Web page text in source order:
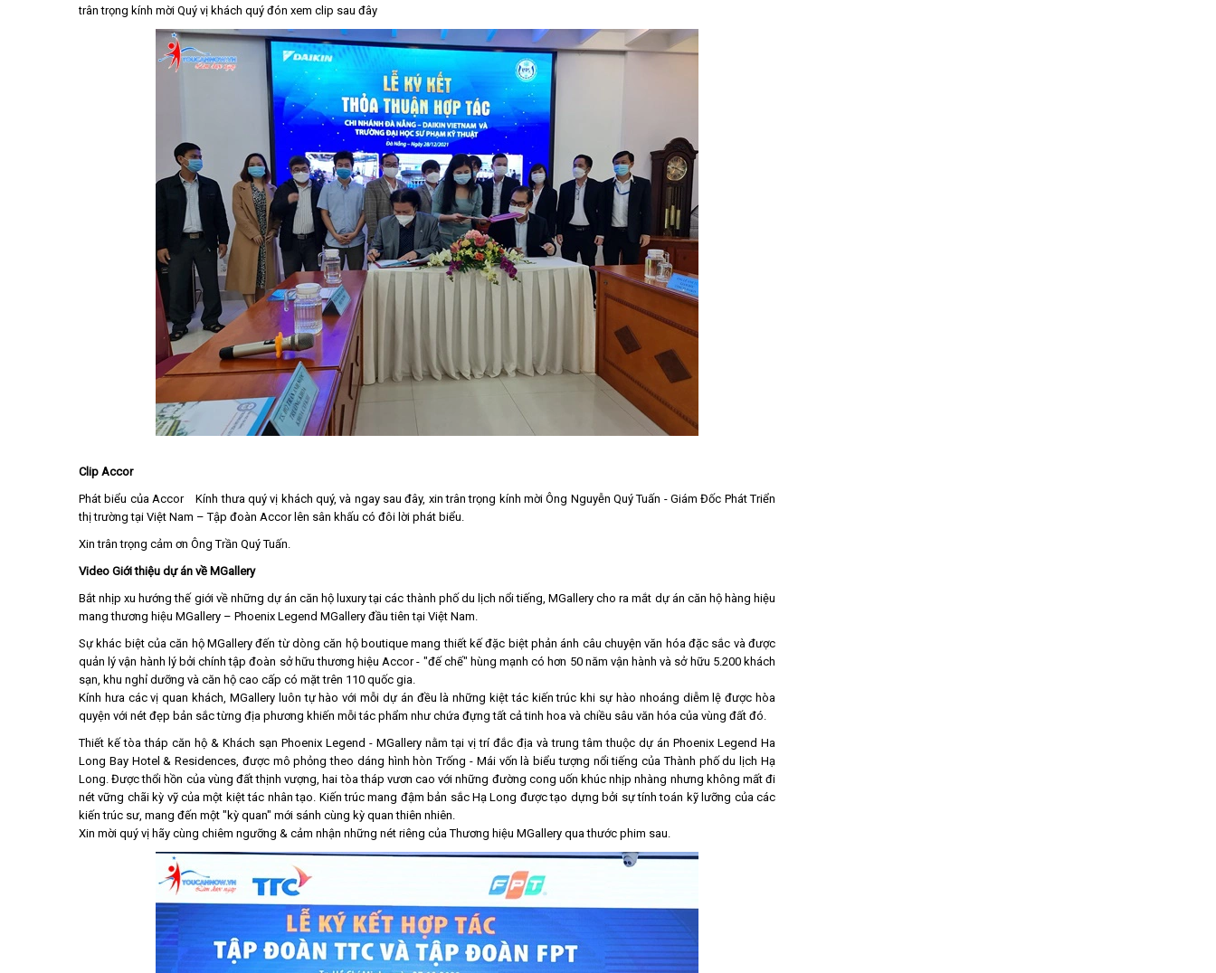
trân trọng kính mời Quý vị khách quý đón xem clip sau đây
Clip Accor
Phát biểu của Accor Kính thưa quý vị khách quý, và ngay sau đây, xin trân trọng kính mời Ông Nguyễn Quý Tuấn - Giám Đốc Phát Triển
thị trường tại Việt Nam – Tập đoàn Accor lên sân khấu có đôi lời phát biểu.
Xin trân trọng cảm ơn Ông Trần Quý Tuấn.
Video Giới thiệu dự án về MGallery
Bắt nhịp xu hướng thế giới về những dự án căn hộ luxury tại các thành phố du lịch nổi tiếng, MGallery cho ra mắt dự án căn hộ hàng hiệu
mang thương hiệu MGallery – Phoenix Legend MGallery đầu tiên tại Việt Nam.
Sự khác biệt của căn hộ MGallery đến từ dòng căn hộ boutique mang thiết kế đặc biệt phản ánh câu chuyện văn hóa đặc sắc và được
quản lý vận hành lý bởi chính tập đoàn sở hữu thương hiệu Accor - "đế chế" hùng mạnh có hơn 50 năm vận hành và sở hữu 5.200 khách
sạn, khu nghỉ dưỡng và căn hộ cao cấp có mặt trên 110 quốc gia.
Kính hưa các vị quan khách, MGallery luôn tự hào với mỗi dự án đều là những kiệt tác kiến trúc khi sự hào nhoáng diễm lệ được hòa
quyện với nét đẹp bản sắc từng địa phương khiến mỗi tác phẩm như chứa đựng tất cả tinh hoa và chiều sâu văn hóa của vùng đất đó.
Thiết kế tòa tháp căn hộ & Khách sạn Phoenix Legend - MGallery nằm tại vị trí đắc địa và trung tâm thuộc dự án Phoenix Legend Ha
Long Bay Hotel & Residences, được mô phỏng theo dáng hình hòn Trống - Mái vốn là biểu tượng nổi tiếng của Thành phố du lịch Hạ
Long. Được thổi hồn của vùng đất thịnh vượng, hai tòa tháp vươn cao với những đường cong uốn khúc nhịp nhàng nhưng không mất đi
nét vững chãi kỳ vỹ của một kiệt tác nhân tạo. Kiến trúc mang đậm bản sắc Hạ Long được tạo dựng bởi sự tính toán kỹ lưỡng của các
kiến trúc sư, mang đến một "kỳ quan" mới sánh cùng kỳ quan thiên nhiên.
Xin mời quý vị hãy cùng chiêm ngưỡng & cảm nhận những nét riêng của Thương hiệu MGallery qua thước phim sau.